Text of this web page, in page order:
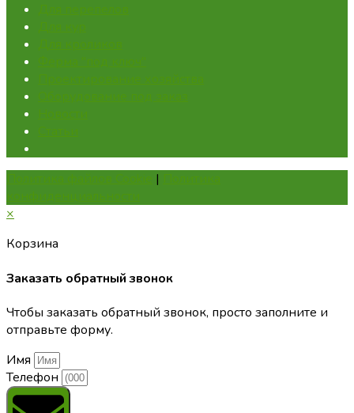
Для перепелов
Для кур
Для кроликов
Ферма "под ключ"
Проектирование хозяйства
Оборудование под заказ
Новости
Статьи
Политика файлов Cookie | Политика
конфиденциальности
×
Корзина
Заказать обратный звонок
Чтобы заказать обратный звонок, просто заполните и
отправьте форму.
Имя
Телефон